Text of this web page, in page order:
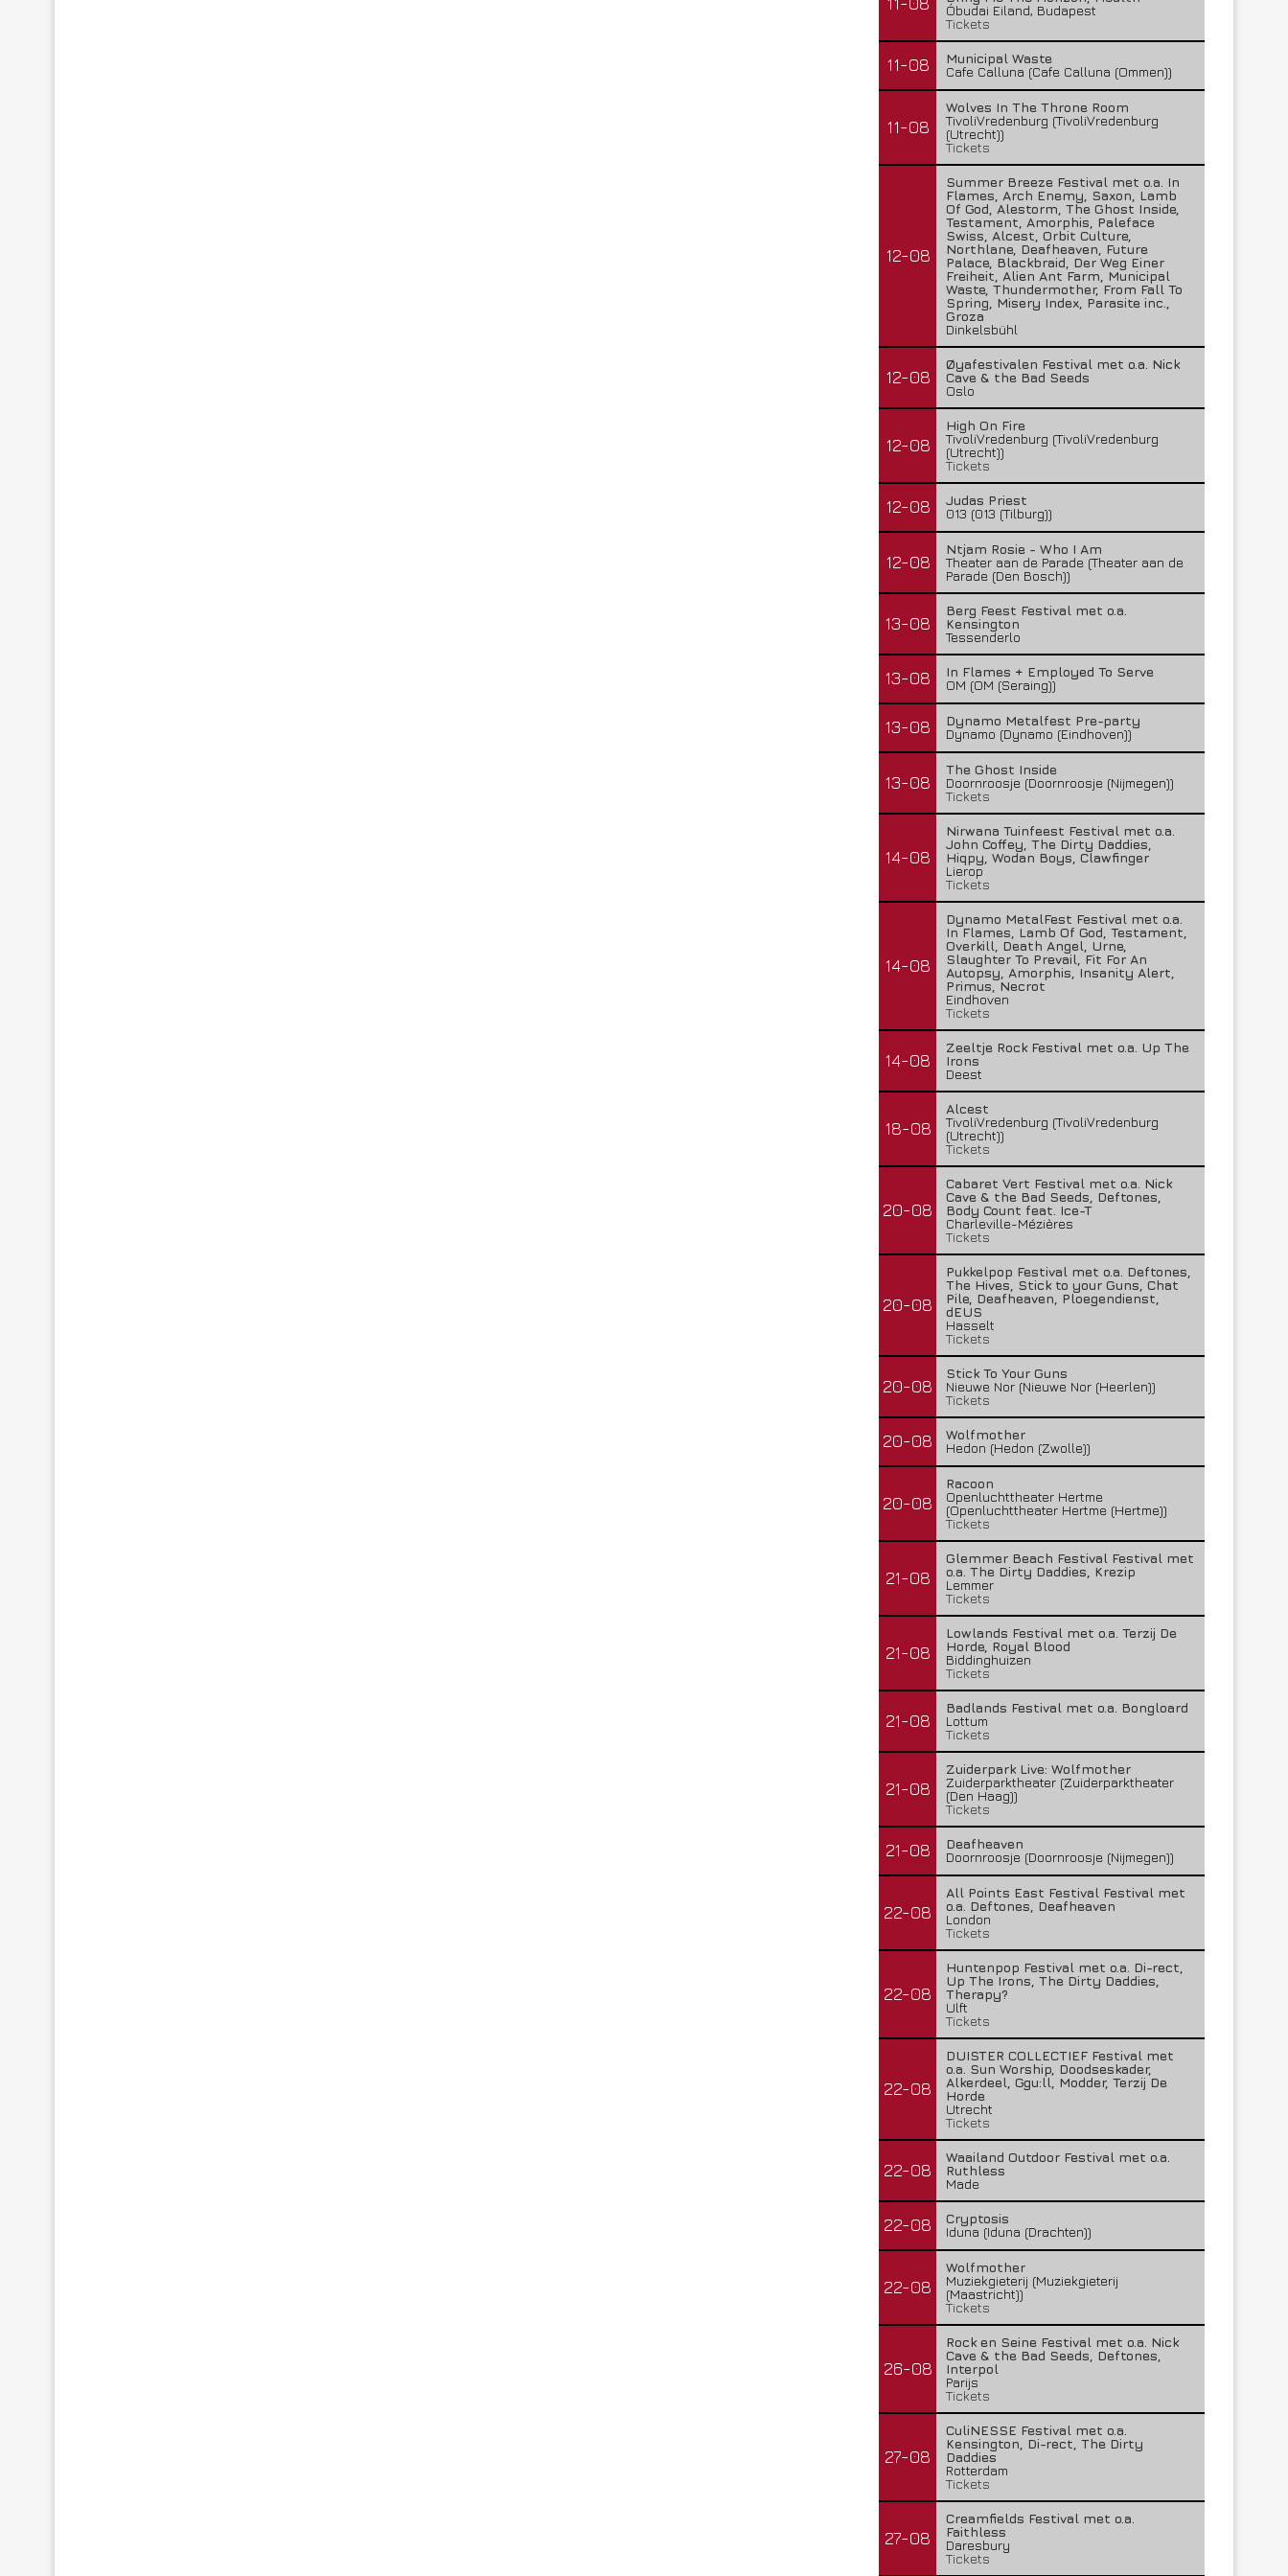
Óbudai Eiland, Budapest
Tickets
11-08
Municipal Waste
Cafe Calluna (Cafe Calluna (Ommen))
11-08
Wolves In The Throne Room
TivoliVredenburg (TivoliVredenburg
(Utrecht))
Tickets
12-08
Summer Breeze Festival met o.a. In
Flames, Arch Enemy, Saxon, Lamb
Of God, Alestorm, The Ghost Inside,
Testament, Amorphis, Paleface
Swiss, Alcest, Orbit Culture,
Northlane, Deafheaven, Future
Palace, Blackbraid, Der Weg Einer
Freiheit, Alien Ant Farm, Municipal
Waste, Thundermother, From Fall To
Spring, Misery Index, Parasite inc.,
Groza
Dinkelsbühl
12-08
Øyafestivalen Festival met o.a. Nick
Cave & the Bad Seeds
Oslo
12-08
High On Fire
TivoliVredenburg (TivoliVredenburg
(Utrecht))
Tickets
12-08
Judas Priest
013 (013 (Tilburg))
12-08
Ntjam Rosie - Who I Am
Theater aan de Parade (Theater aan de
Parade (Den Bosch))
13-08
Berg Feest Festival met o.a.
Kensington
Tessenderlo
13-08
In Flames + Employed To Serve
OM (OM (Seraing))
13-08
Dynamo Metalfest Pre-party
Dynamo (Dynamo (Eindhoven))
13-08
The Ghost Inside
Doornroosje (Doornroosje (Nijmegen))
Tickets
14-08
Nirwana Tuinfeest Festival met o.a.
John Coffey, The Dirty Daddies,
Hiqpy, Wodan Boys, Clawfinger
Lierop
Tickets
14-08
Dynamo MetalFest Festival met o.a.
In Flames, Lamb Of God, Testament,
Overkill, Death Angel, Urne,
Slaughter To Prevail, Fit For An
Autopsy, Amorphis, Insanity Alert,
Primus, Necrot
Eindhoven
Tickets
14-08
Zeeltje Rock Festival met o.a. Up The
Irons
Deest
18-08
Alcest
TivoliVredenburg (TivoliVredenburg
(Utrecht))
Tickets
20-08
Cabaret Vert Festival met o.a. Nick
Cave & the Bad Seeds, Deftones,
Body Count feat. Ice-T
Charleville-Mézières
Tickets
20-08
Pukkelpop Festival met o.a. Deftones,
The Hives, Stick to your Guns, Chat
Pile, Deafheaven, Ploegendienst,
dEUS
Hasselt
Tickets
20-08
Stick To Your Guns
Nieuwe Nor (Nieuwe Nor (Heerlen))
Tickets
20-08
Wolfmother
Hedon (Hedon (Zwolle))
20-08
Racoon
Openluchttheater Hertme
(Openluchttheater Hertme (Hertme))
Tickets
21-08
Glemmer Beach Festival Festival met
o.a. The Dirty Daddies, Krezip
Lemmer
Tickets
21-08
Lowlands Festival met o.a. Terzij De
Horde, Royal Blood
Biddinghuizen
Tickets
21-08
Badlands Festival met o.a. Bongloard
Lottum
Tickets
21-08
Zuiderpark Live: Wolfmother
Zuiderparktheater (Zuiderparktheater
(Den Haag))
Tickets
21-08
Deafheaven
Doornroosje (Doornroosje (Nijmegen))
22-08
All Points East Festival Festival met
o.a. Deftones, Deafheaven
London
Tickets
22-08
Huntenpop Festival met o.a. Di-rect,
Up The Irons, The Dirty Daddies,
Therapy?
Ulft
Tickets
22-08
DUISTER COLLECTIEF Festival met
o.a. Sun Worship, Doodseskader,
Alkerdeel, Ggu:ll, Modder, Terzij De
Horde
Utrecht
Tickets
22-08
Waailand Outdoor Festival met o.a.
Ruthless
Made
22-08
Cryptosis
Iduna (Iduna (Drachten))
22-08
Wolfmother
Muziekgieterij (Muziekgieterij
(Maastricht))
Tickets
26-08
Rock en Seine Festival met o.a. Nick
Cave & the Bad Seeds, Deftones,
Interpol
Parijs
Tickets
27-08
CuliNESSE Festival met o.a.
Kensington, Di-rect, The Dirty
Daddies
Rotterdam
Tickets
27-08
Creamfields Festival met o.a.
Faithless
Daresbury
Tickets